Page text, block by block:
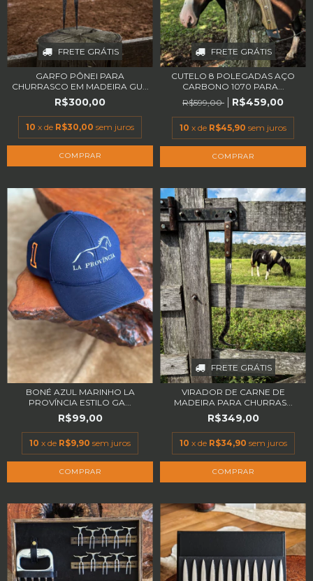
FRETE GRÁTIS
GARFO PÔNEI PARA
CHURRASCO EM MADEIRA GU...
R$300,00
10 x de R$30,00 sem juros
FRETE GRÁTIS
CUTELO 8 POLEGADAS AÇO
CARBONO 1070 PARA...
R$599,00
R$459,00
10 x de R$45,90 sem juros
BONÉ AZUL MARINHO LA
PROVÍNCIA ESTILO GA...
R$99,00
10 x de R$9,90 sem juros
FRETE GRÁTIS
VIRADOR DE CARNE DE
MADEIRA PARA CHURRAS...
R$349,00
10 x de R$34,90 sem juros